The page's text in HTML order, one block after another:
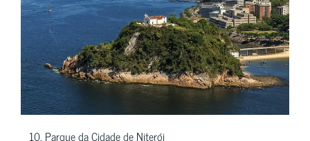
10. Parque da Cidade de Niterói